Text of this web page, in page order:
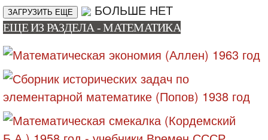
ЗАГРУЗИТЬ ЕЩЕ БОЛЬШЕ НЕТ
ЕЩЕ ИЗ РАЗДЕЛА - МАТЕМАТИКА